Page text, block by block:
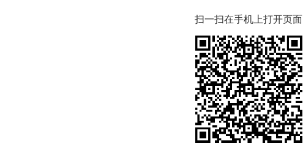
扫一扫在手机上打开页面